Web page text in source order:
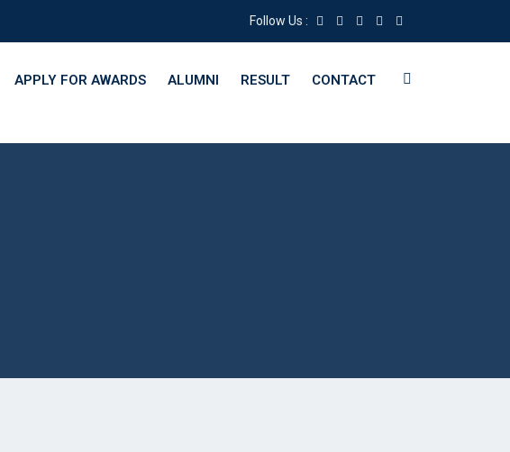
Follow Us :
APPLY FOR AWARDS ALUMNI RESULT CONTACT